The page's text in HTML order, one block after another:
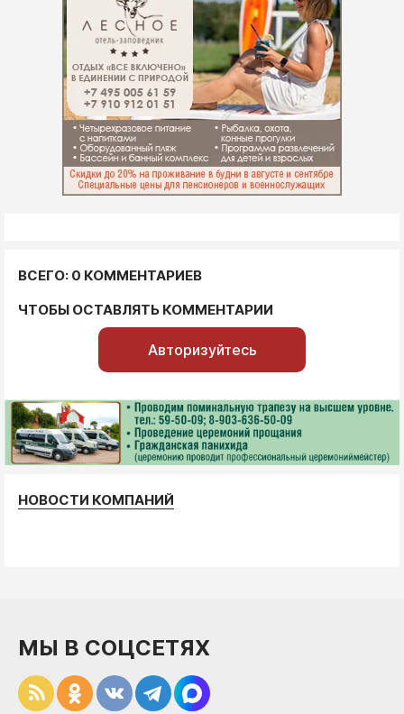
ВСЕГО: 0 КОММЕНТАРИЕВ
ЧТОБЫ ОСТАВЛЯТЬ КОММЕНТАРИИ
Авторизуйтесь
НОВОСТИ КОМПАНИЙ
МЫ В СОЦСЕТЯХ